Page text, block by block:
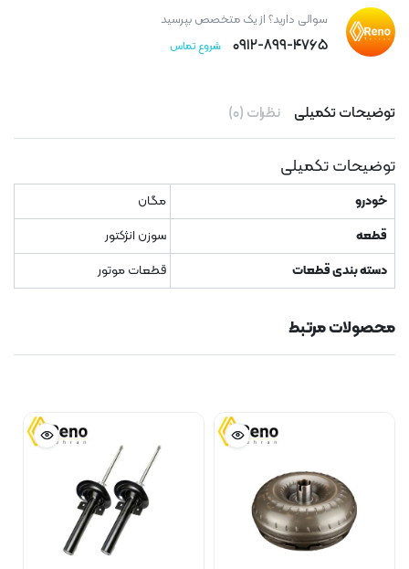
سوالی دارید؟ از یک متخصص بپرسید
۰۹۱۲-۸۹۹-۴۷۶۵ شروع تماس
توضیحات تکمیلی نظرات (۰)
توضیحات تکمیلی
خودرو
مگان
قطعه
سوزن انژکتور
دسته بندی قطعات
قطعات موتور
محصولات مرتبط